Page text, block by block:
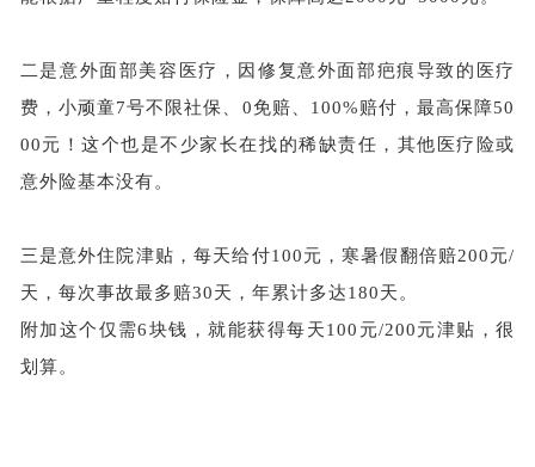
二是意外面部美容医疗，因修复意外面部疤痕导致的医疗
费，小顽童7号不限社保、0免赔、100%赔付，最高保障50
00元！这个也是不少家长在找的稀缺责任，其他医疗险或
意外险基本没有。
三是意外住院津贴，每天给付100元，寒暑假翻倍赔200元/
天，每次事故最多赔30天，年累计多达180天。
附加这个仅需6块钱，就能获得每天100元/200元津贴，很
划算。